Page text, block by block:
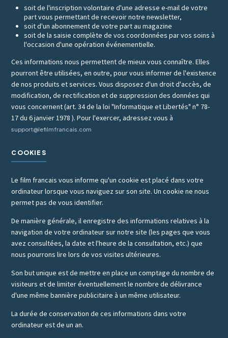
soit de l'inscription volontaire d'une adresse e-mail de votre
part vous permettant de recevoir notre newsletter,
soit d'un abonnement de votre part au magazine
soit de la saisie complète de vos coordonnées par vos soins à
l'occasion d'une opération événementielle.
Ces informations nous permettent de mieux vous connaître. Elles
pourront être utilisées, en outre, pour vous informer de l'existence
de nos produits et services. Vous disposez d'un droit d'accès, de
modification, de rectification et de suppression des données qui
vous concernent (art. 34 de la loi "Informatique et Libertés" n° 78-
17 du 6 janvier 1978 ). Pour l'exercer, adressez vous à
support@lefilmfrancais.com
COOKIES
Le film francais vous informe qu'un cookie est placé dans votre
ordinateur lorsque vous naviguez sur son site. Un cookie ne nous
permet pas de vous identifier.
De manière générale, il enregistre des informations relatives à la
navigation de votre ordinateur sur notre site (les pages que vous
avez consultées, la date et l'heure de la consultation, etc.) que
nous pourrons lire lors de vos visites ultérieures.
Son but unique est de mettre en place un comptage du nombre de
visiteurs et de limiter éventuellement le nombre de délivrance
d'une même bannière publicitaire à un même utilisateur.
La durée de conservation de ces informations dans votre
ordinateur est de un an.